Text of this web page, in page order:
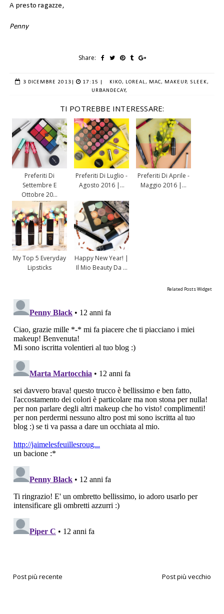
A presto ragazze,
Penny
Share:
3 DICEMBRE 2013 17:15 | KIKO, LOREAL, MAC, MAKEUP, SLEEK,
URBANDECAY,
TI POTREBBE INTERESSARE:
Preferiti Di
Settembre E
Ottobre 20...
Preferiti Di Luglio -
Agosto 2016 |...
Preferiti Di Aprile -
Maggio 2016 |...
My Top 5 Everyday
Lipsticks
Happy New Year! |
Il Mio Beauty Da ...
Related Posts Widget
Post più recente Post più vecchio